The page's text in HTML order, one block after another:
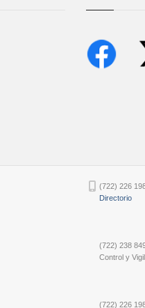
(722) 226
Directorio
(722) 238
Control y
(722) 226